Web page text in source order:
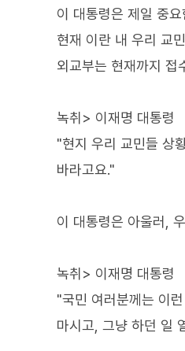
이 대통령은 제일 중
현재 이란 내 우리 교
외교부는 현재까지 접
녹취> 이재명 대통령
"현지 우리 교민들 상
바라고요."
이 대통령은 아울러,
녹취> 이재명 대통령
"국민 여러분께는 이
마시고, 그냥 하던 일